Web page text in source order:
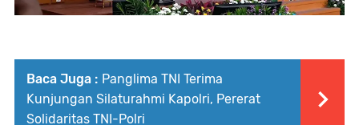
Baca Juga : Panglima TNI Terima
Kunjungan Silaturahmi Kapolri, Pererat
Solidaritas TNI-Polri